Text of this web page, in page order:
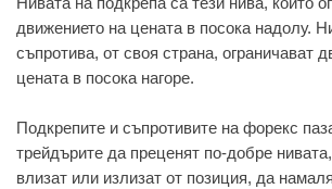
движението на цената в посока надолу.
съпротива, от своя страна, ограничават
цената в посока нагоре.
Подкрепите и съпротивите на форекс
трейдърите да преценят по-добре
влизат или излизат от позиция, да